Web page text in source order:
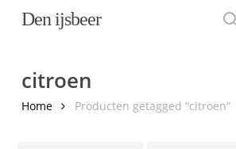
content
Den ijsbeer
citroen
Home Producten getagged “citroen”